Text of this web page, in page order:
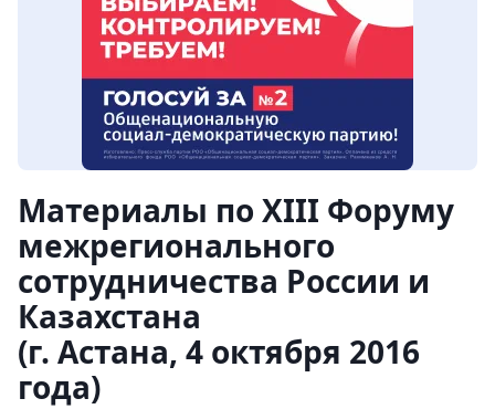
Материалы по XIII Форуму
межрегионального
сотрудничества России и
Казахстана
(г. Астана, 4 октября 2016
года)